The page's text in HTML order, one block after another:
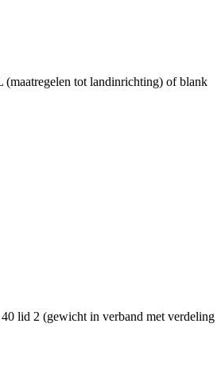
(maatregelen tot landinrichting) of blank
lid 2 (gewicht in verband met verdeling